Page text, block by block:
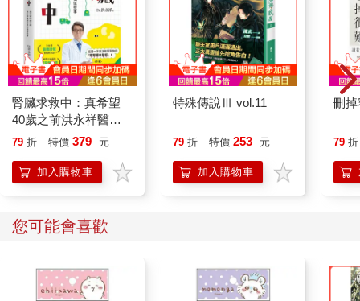
十位鄰居在兩名憲警的陪同下，以鐵撬破門而入。此時雖然已經
沒有尖叫聲，但當眾人蜂擁踏上階梯時，就清楚聽見樓上彷彿有
人在生氣爭吵，那刺耳的聲音最起碼來自兩人，可能更多。眾人
登上二樓通往三樓的樓梯間時，那些聲音也停了，一片寂靜無
聲。大家急忙分頭一間間地察看房間。眾人一進到五樓後方的大
房間（此房門遭到反鎖，鑰匙在房內，強行破門才能進去），當
場對室內的景象震懾不已。
上面的床墊被丟到地板中央。一把沾有血跡的剃刀在其中一張椅
子上。壁爐邊上有兩三綹同樣沾有血跡的濃密灰白人髮，看起來
是被人連根扯下的。地板上還發現了四枚金幣、一隻拓帕石耳
幣的袋子。房間角落有個衣櫃，抽屜通通被打開，儘管裡面衣物
猶在，但好像被人翻過。床墊下（不是床架下）發現了一個已經
其他無關緊要的文件之外，什麼也沒有。
雖然沒有萊斯帕那耶夫人的蹤跡，不過，由於壁爐的煤灰多到不
腎臟求救中：真希望
40歲之前洪永祥醫師
就告訴我這些事
79 折 特價 379 元
加入購物車
特殊傳說Ⅲ vol.11
79 折 特價 253 元
加入購物車
刪
79 折
您可能會喜歡